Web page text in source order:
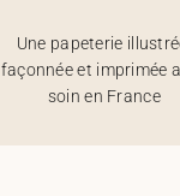
Une papeterie
façonnée et imprimée
soin en France